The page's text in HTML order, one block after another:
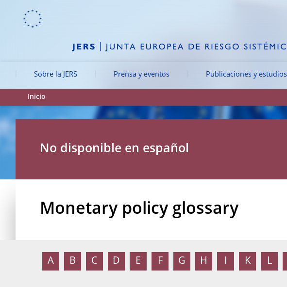
Skip to:
Sobre la JERS Prensa y eventos Publicaciones y estudios
Inicio
No disponible en español
Monetary policy glossary
A B C D E F G H I K L